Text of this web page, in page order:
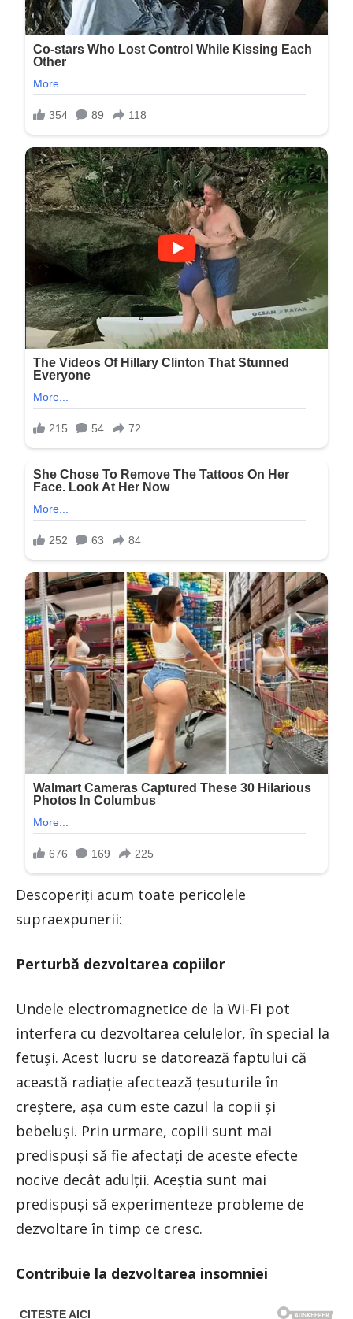
Descoperiți acum toate pericolele
supraexpunerii:
Perturbă dezvoltarea copiilor
Undele electromagnetice de la Wi-Fi pot
interfera cu dezvoltarea celulelor, în special la
fetuși. Acest lucru se datorează faptului că
această radiație afectează țesuturile în
creștere, așa cum este cazul la copii și
bebeluși. Prin urmare, copiii sunt mai
predispuși să fie afectați de aceste efecte
nocive decât adulții. Aceștia sunt mai
predispuși să experimenteze probleme de
dezvoltare în timp ce cresc.
Contribuie la dezvoltarea insomniei